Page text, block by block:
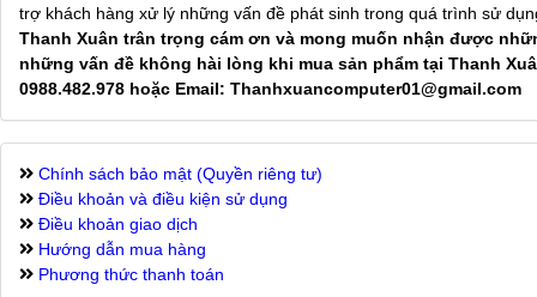
trợ khách hàng xử lý những vấn đề phát sinh trong quá trình sử
Thanh Xuân trân trọng cám ơn và mong muốn nhận được
những vấn đề không hài lòng khi mua sản phẩm tại Thanh
0988.482.978 hoặc Email: Thanhxuancomputer01@gmail.com
Chính sách bảo mật (Quyền riêng tư)
Điều khoản và điều kiện sử dụng
Điều khoản giao dịch
Hướng dẫn mua hàng
Phương thức thanh toán